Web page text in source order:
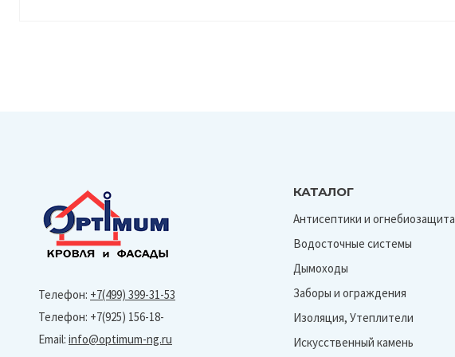
Телефон: +7(499) 399-31-53
Телефон: +7(925) 156-18-
Email: info@optimum-ng.ru
КАТАЛОГ
Антисептики и огнебиозащита
Водосточные системы
Дымоходы
Заборы и ограждения
Изоляция, Утеплители
Искусственный камень